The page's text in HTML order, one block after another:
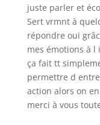
juste parler et
Sert vrmnt à
répondre oui
mes émotions à l
ça fait tt
permettre d
action alors on
merci à vous